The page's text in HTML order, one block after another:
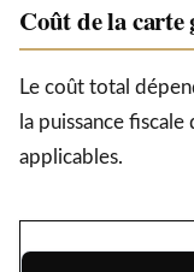
Coût de la carte
Le coût total
la puissance
applicables.